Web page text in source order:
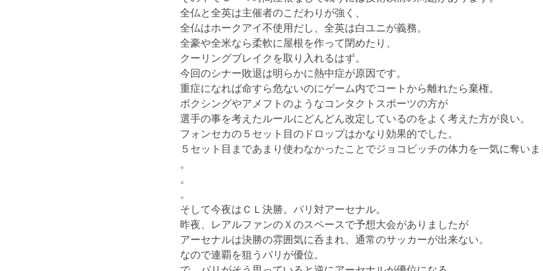
全仏と全英は主催者のこだわりが強く、
全仏はホークアイ不使用だし、全英は白ユニが義務。
全豪や全米なら柔軟に屋根を作って閉めたり、
クーリングブレイクを取り入れるはず。
今回のシナー敗退は明らかに熱中症が原因です。
重症になれば命すら危ないのにゲーム内でコートから離れたら棄権。
ボクシングやアメフトのようなコンタクトスポーツの方が
選手の事を考えたルールにどんどん改定しているのをよく考えた方が良い。
フォンセカの５セット目のドロップはかなり効果的でした。
５セット目まであまり使わなかったことでジョコビッチの体力を一気に奪い
。
。
。
そして今夜はＣＬ決勝。パリ対アーセナル。
昨夜、レアルファンのＸのスペースで予想大会がありましたが
アーセナルは決勝の雰囲気に呑まれ、通常のサッカーが出来ない。
なので連覇を狙うパリが優位。